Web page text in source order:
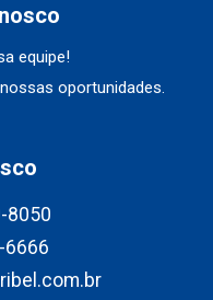
equipe!
oportunidades.
8050
6666